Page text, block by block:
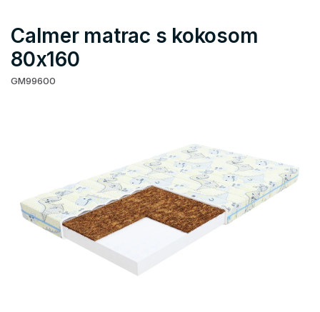
Calmer matrac s kokosom
80x160
GM99600